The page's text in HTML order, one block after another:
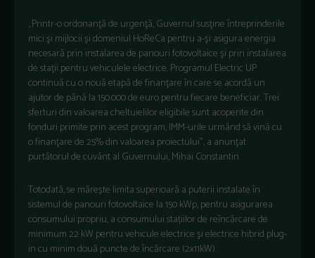
„Printr-o ordonanţă de urgenţă, Guvernul susţine întreprinderile
mici şi mijlocii şi domeniul HoReCa pentru a-şi asigura energia
necesară prin instalarea de panouri fotovoltaice şi prin instalarea
de staţii pentru vehiculele electrice. Programul Electric UP
continuă cu o nouă etapă de finanţare în care se acordă un
ajutor de până la 150.000 de euro pentru fiecare beneficiar. Trei
sferturi din valoarea cheltuielilor eligibile sunt acoperite din
fonduri primite prin acest program, IMM-urile urmând să vină cu
o finanţare de 25% din valoarea proiectului”, a anunţat
purtătorul de cuvânt al Guvernului, Mihai Constantin.
Totodată, se mărește limita superioară a puterii instalate în
sistemul de panouri fotovoltaice la 150 kWp, pentru asigurarea
consumului propriu, a consumului stațiilor de reîncărcare de
minimum 22 kW pentru vehicule electrice şi electrice hibrid plug-
in cu minim două puncte de încărcare (2x11kW).